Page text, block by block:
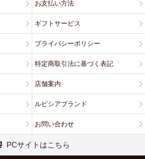
お支払い方法
ギフトサービス
プライバシーポリシー
特定商取引法に基づく表記
店舗案内
ルピシアブランド
お問い合わせ
PCサイトはこちら